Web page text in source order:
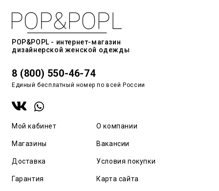
POP&POPL - интернет-магазин
дизайнерской женской одежды
8 (800) 550-46-74
Единый бесплатный номер по всей России
Мой кабинет
Магазины
Доставка
Гарантия
О компании
Вакансии
Условия покупки
Карта сайта